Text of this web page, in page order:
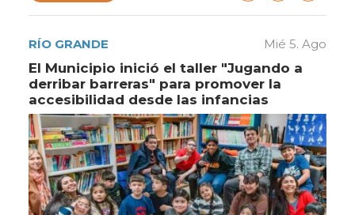
RÍO GRANDE Mié 5. Ago
El Municipio inició el taller "Jugando a
derribar barreras" para promover la
accesibilidad desde las infancias